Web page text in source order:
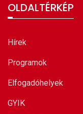
OLDALTÉRKÉP
Hírek
Programok
Elfogadóhelyek
GYIK